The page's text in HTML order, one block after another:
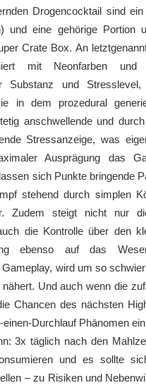
Drogencocktail sind
und eine gehörige Portion
Crate Box. An
mit Neonfarben und
Substanz und
in dem prozedural
anschwellende und
Stressanzeige, was
Ausprägung das
sich Punkte bringende
stehend durch simplen
Zudem steigt nicht nur
die Kontrolle über den
ebenso auf das
Gameplay, wird um so
Und auch wenn die
Chancen des nächsten
Durchlauf Phänomen
3x täglich nach den
und es sollte
– zu Risiken und